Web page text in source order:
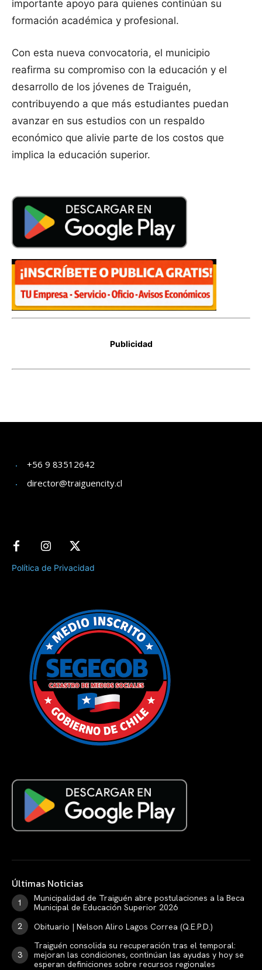
+56 9 83512642
director@traiguencity.cl
Política de Privacidad
Últimas Noticias
Municipalidad de Traiguén abre postulaciones a la Beca
Municipal de Educación Superior 2026
Obituario | Nelson Aliro Lagos Correa (Q.E.P.D.)
Traiguén consolida su recuperación tras el temporal:
mejoran las condiciones, continúan las ayudas y hoy se
esperan definiciones sobre recursos regionales